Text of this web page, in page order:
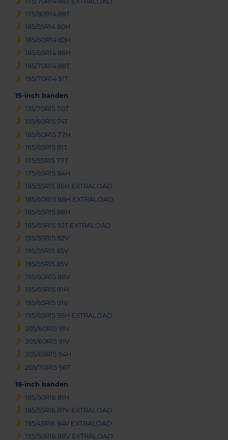
175/80R14 88T
185/55R14 80H
185/60R14 82H
185/65R14 86H
185/70R14 88T
195/70R14 91T
15-inch banden
135/70R15 70T
155/60R15 74T
165/60R15 77H
165/65R15 81T
175/55R15 77T
175/65R15 84H
185/55R15 86H EXTRALOAD
185/60R15 88H EXTRALOAD
185/65R15 88H
185/65R15 92T EXTRALOAD
195/50R15 82V
195/55R15 85V
195/55R15 85V
195/60R15 88V
195/65R15 91H
195/65R15 91V
195/65R15 95H EXTRALOAD
205/60R15 91V
205/60R15 91V
205/65R15 94H
205/70R15 96T
16-inch banden
185/50R16 81H
185/55R16 87V EXTRALOAD
195/45R16 84V EXTRALOAD
195/50R16 88V EXTRALOAD